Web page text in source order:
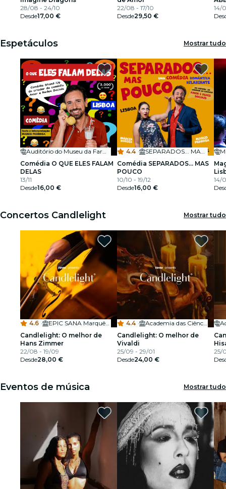
28/08 - 24/10
Desde17,00 €
22/08 - 17/10
Desde29,50 €
14/
Espetáculos Mostrar tudo
Auditório do Museu da Farmácia
Comédia O QUE ELES FALAM
DELAS
13/11
Desde16,00 €
4.4 ·
SEPARADOS... MAS POUCO
Comédia SEPARADOS... MAS
POUCO
10/10 - 19/12
Desde16,00 €
14/
Concertos Candlelight Mostrar tudo
4.6 ·
EPIC SANA Marquês Hotel
Candlelight: O melhor de
Hans Zimmer
22/08 - 19/09
Desde28,00 €
4.4 ·
Academia das Ciências de Lisboa
Candlelight: O melhor de
Vivaldi
25/09 - 29/01
Desde24,00 €
25/
Eventos de música Mostrar tudo